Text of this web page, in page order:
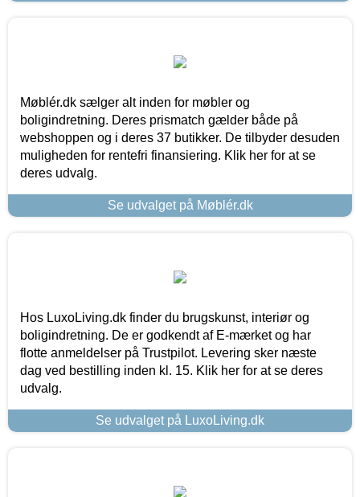
Møblér.dk sælger alt inden for møbler og
boligindretning. Deres prismatch gælder både på
webshoppen og i deres 37 butikker. De tilbyder desuden
muligheden for rentefri finansiering. Klik her for at se
deres udvalg.
Se udvalget på Møblér.dk
Hos LuxoLiving.dk finder du brugskunst, interiør og
boligindretning. De er godkendt af E-mærket og har
flotte anmeldelser på Trustpilot. Levering sker næste
dag ved bestilling inden kl. 15. Klik her for at se deres
udvalg.
Se udvalget på LuxoLiving.dk